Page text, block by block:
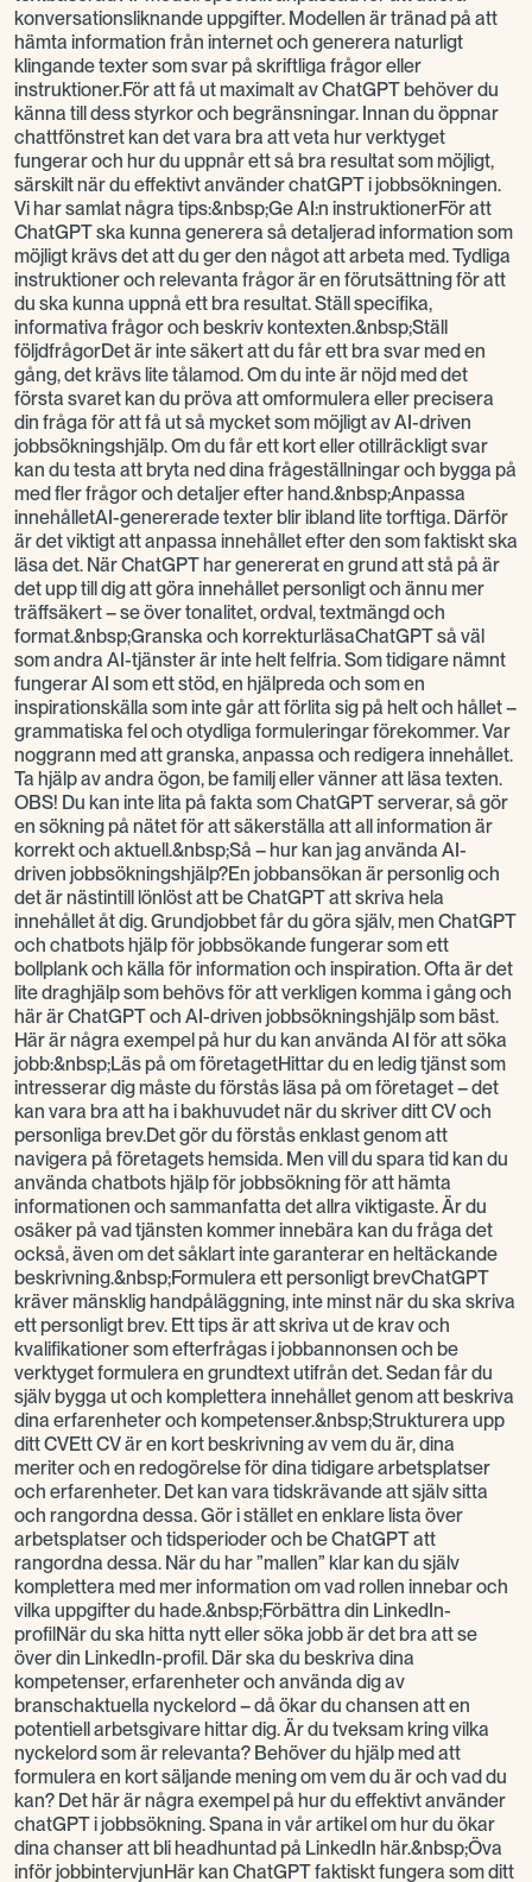
konversationsliknande uppgifter. Modellen är tränad på att
hämta information från internet och generera naturligt
klingande texter som svar på skriftliga frågor eller
instruktioner.För att få ut maximalt av ChatGPT behöver du
känna till dess styrkor och begränsningar. Innan du öppnar
chattfönstret kan det vara bra att veta hur verktyget
fungerar och hur du uppnår ett så bra resultat som möjligt,
särskilt när du effektivt använder chatGPT i jobbsökningen.
Vi har samlat några tips:&nbsp;Ge AI:n instruktionerFör att
ChatGPT ska kunna generera så detaljerad information som
möjligt krävs det att du ger den något att arbeta med. Tydliga
instruktioner och relevanta frågor är en förutsättning för att
du ska kunna uppnå ett bra resultat. Ställ specifika,
informativa frågor och beskriv kontexten.&nbsp;Ställ
följdfrågorDet är inte säkert att du får ett bra svar med en
gång, det krävs lite tålamod. Om du inte är nöjd med det
första svaret kan du pröva att omformulera eller precisera
din fråga för att få ut så mycket som möjligt av AI-driven
jobbsökningshjälp. Om du får ett kort eller otillräckligt svar
kan du testa att bryta ned dina frågeställningar och bygga på
med fler frågor och detaljer efter hand.&nbsp;Anpassa
innehålletAI-genererade texter blir ibland lite torftiga. Därför
är det viktigt att anpassa innehållet efter den som faktiskt ska
läsa det. När ChatGPT har genererat en grund att stå på är
det upp till dig att göra innehållet personligt och ännu mer
träffsäkert – se över tonalitet, ordval, textmängd och
format.&nbsp;Granska och korrekturläsaChatGPT så väl
som andra AI-tjänster är inte helt felfria. Som tidigare nämnt
fungerar AI som ett stöd, en hjälpreda och som en
inspirationskälla som inte går att förlita sig på helt och hållet –
grammatiska fel och otydliga formuleringar förekommer. Var
noggrann med att granska, anpassa och redigera innehållet.
Ta hjälp av andra ögon, be familj eller vänner att läsa texten.
OBS! Du kan inte lita på fakta som ChatGPT serverar, så gör
en sökning på nätet för att säkerställa att all information är
korrekt och aktuell.&nbsp;Så – hur kan jag använda AI-
driven jobbsökningshjälp?En jobbansökan är personlig och
det är nästintill lönlöst att be ChatGPT att skriva hela
innehållet åt dig. Grundjobbet får du göra själv, men ChatGPT
och chatbots hjälp för jobbsökande fungerar som ett
bollplank och källa för information och inspiration. Ofta är det
lite draghjälp som behövs för att verkligen komma i gång och
här är ChatGPT och AI-driven jobbsökningshjälp som bäst.
Här är några exempel på hur du kan använda AI för att söka
jobb:&nbsp;Läs på om företagetHittar du en ledig tjänst som
intresserar dig måste du förstås läsa på om företaget – det
kan vara bra att ha i bakhuvudet när du skriver ditt CV och
personliga brev.Det gör du förstås enklast genom att
navigera på företagets hemsida. Men vill du spara tid kan du
använda chatbots hjälp för jobbsökning för att hämta
informationen och sammanfatta det allra viktigaste. Är du
osäker på vad tjänsten kommer innebära kan du fråga det
också, även om det såklart inte garanterar en heltäckande
beskrivning.&nbsp;Formulera ett personligt brevChatGPT
kräver mänsklig handpåläggning, inte minst när du ska skriva
ett personligt brev. Ett tips är att skriva ut de krav och
kvalifikationer som efterfrågas i jobbannonsen och be
verktyget formulera en grundtext utifrån det. Sedan får du
själv bygga ut och komplettera innehållet genom att beskriva
dina erfarenheter och kompetenser.&nbsp;Strukturera upp
ditt CVEtt CV är en kort beskrivning av vem du är, dina
meriter och en redogörelse för dina tidigare arbetsplatser
och erfarenheter. Det kan vara tidskrävande att själv sitta
och rangordna dessa. Gör i stället en enklare lista över
arbetsplatser och tidsperioder och be ChatGPT att
rangordna dessa. När du har ”mallen” klar kan du själv
komplettera med mer information om vad rollen innebar och
vilka uppgifter du hade.&nbsp;Förbättra din LinkedIn-
profilNär du ska hitta nytt eller söka jobb är det bra att se
över din LinkedIn-profil. Där ska du beskriva dina
kompetenser, erfarenheter och använda dig av
branschaktuella nyckelord – då ökar du chansen att en
potentiell arbetsgivare hittar dig. Är du tveksam kring vilka
nyckelord som är relevanta? Behöver du hjälp med att
formulera en kort säljande mening om vem du är och vad du
kan? Det här är några exempel på hur du effektivt använder
chatGPT i jobbsökning. Spana in vår artikel om hur du ökar
dina chanser att bli headhuntad på LinkedIn här.&nbsp;Öva
inför jobbintervjunHär kan ChatGPT faktiskt fungera som ditt